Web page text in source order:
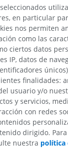
No hay
para
error?
una corrección,
en particular
nos permiten
como las
ciertos datos
IP, datos de
finalidades:
usuario y/o
y servicios,
con redes
dirigido.
nuestra política